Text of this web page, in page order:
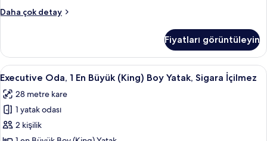
için
görün
Daha çok detay
Oda,
Yatak,
Sigara
İçilmez
hakkında
daha
detay
Fiyatları görüntüleyin
Executive
Oda,
1
En
Büyük
Odada kasa, dizüstü bilgisayar
6
Executive Oda, 1 En Büyük (King) Boy Yatak, Sigara İçilmez
28 metre kare
1 yatak odası
2 kişilik